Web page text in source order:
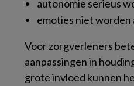
autonomie serieus
emoties niet worden
Voor zorgverleners
aanpassingen in
grote invloed kunnen